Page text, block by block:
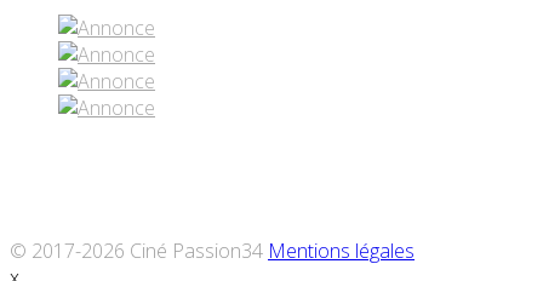
© 2017-2026 Ciné Passion34 Mentions légales